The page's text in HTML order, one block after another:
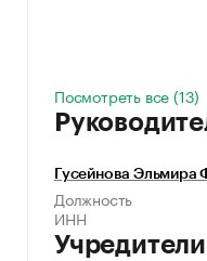
Посмотреть все (13)
Гусейнова
Должность
ИНН
Учредители